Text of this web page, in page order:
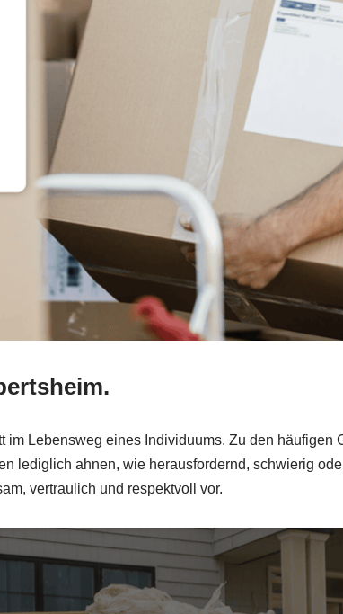
Lebensweg eines Individuums. Zu den häufigen
lediglich ahnen, wie herausfordernd, schwierig
vertraulich und respektvoll vor.